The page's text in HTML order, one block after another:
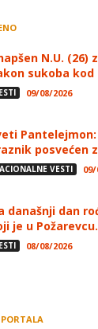
N.U.
sukoba kod
09/08/2026
posvećen
VESTI
današnji dan
je u
08/08/2026